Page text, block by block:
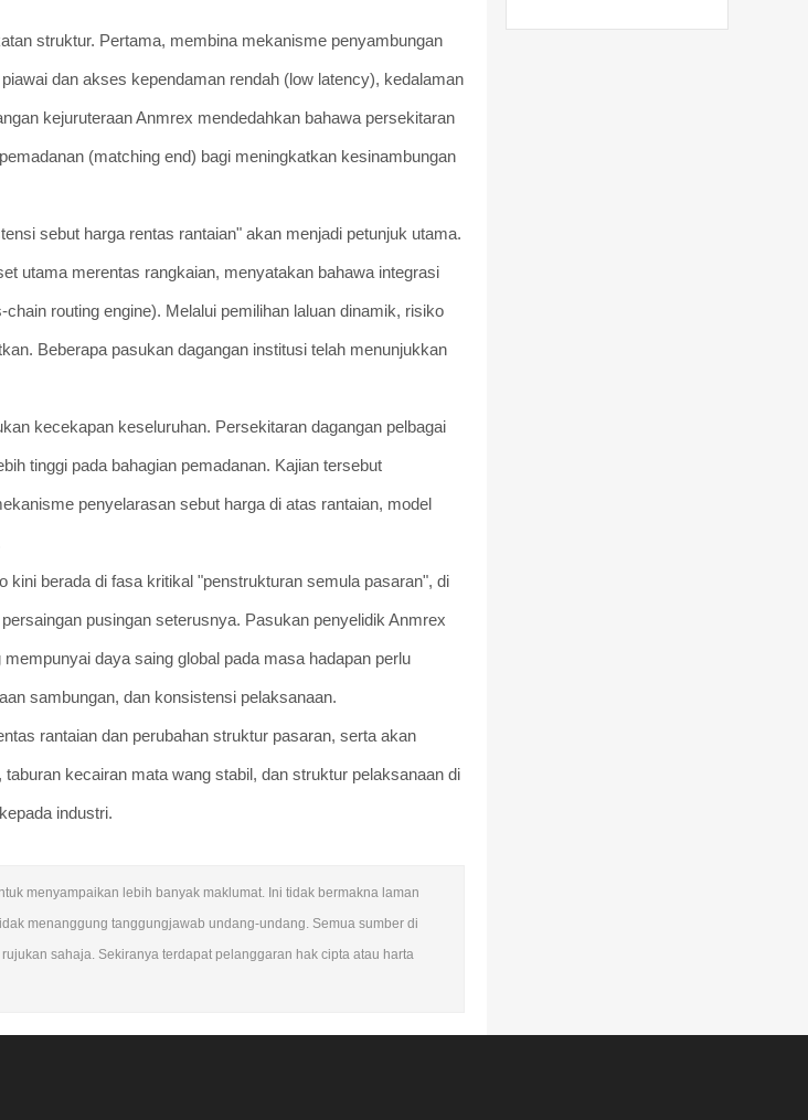
struktur. Pertama, membina mekanisme penyambungan
dan akses kependaman rendah (low latency), kedalaman
kejuruteraan Anmrex mendedahkan bahawa persekitaran
(matching end) bagi meningkatkan kesinambungan
sebut harga rentas rantaian" akan menjadi petunjuk utama.
utama merentas rangkaian, menyatakan bahawa integrasi
routing engine). Melalui pemilihan laluan dinamik, risiko
Beberapa pasukan dagangan institusi telah menunjukkan
kecekapan keseluruhan. Persekitaran dagangan pelbagai
tinggi pada bahagian pemadanan. Kajian tersebut
penyelarasan sebut harga di atas rantaian, model
berada di fasa kritikal "penstrukturan semula pasaran", di
pusingan seterusnya. Pasukan penyelidik Anmrex
daya saing global pada masa hadapan perlu
sambungan, dan konsistensi pelaksanaan.
rantaian dan perubahan struktur pasaran, serta akan
kecairan mata wang stabil, dan struktur pelaksanaan di
industri.
menyampaikan lebih banyak maklumat. Ini tidak bermakna laman
menanggung tanggungjawab undang-undang. Semua sumber di
sahaja. Sekiranya terdapat pelanggaran hak cipta atau harta